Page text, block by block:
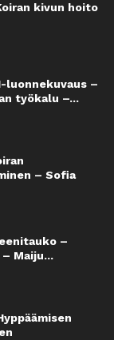
kivun hoito
luonnekuvaus –
työkalu –...
– Sofia
–
Maiju...